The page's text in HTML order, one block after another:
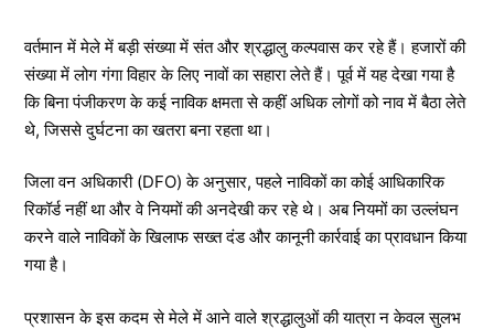
वर्तमान में मेले में बड़ी संख्या में संत और श्रद्धालु कल्पवास कर रहे हैं। हजारों की
संख्या में लोग गंगा विहार के लिए नावों का सहारा लेते हैं। पूर्व में यह देखा गया है
कि बिना पंजीकरण के कई नाविक क्षमता से कहीं अधिक लोगों को नाव में बैठा लेते
थे, जिससे दुर्घटना का खतरा बना रहता था।
जिला वन अधिकारी (DFO) के अनुसार, पहले नाविकों का कोई आधिकारिक
रिकॉर्ड नहीं था और वे नियमों की अनदेखी कर रहे थे। अब नियमों का उल्लंघन
करने वाले नाविकों के खिलाफ सख्त दंड और कानूनी कार्रवाई का प्रावधान किया
गया है।
प्रशासन के इस कदम से मेले में आने वाले श्रद्धालुओं की यात्रा न केवल सुलभ